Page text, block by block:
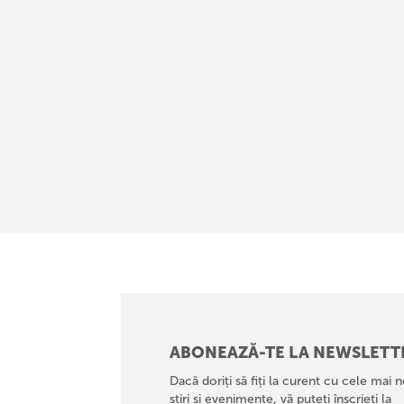
ABONEAZĂ-TE LA
Dacă doriți să fiți la curent cu cele mai
știri și evenimente, vă puteți înscrieți la